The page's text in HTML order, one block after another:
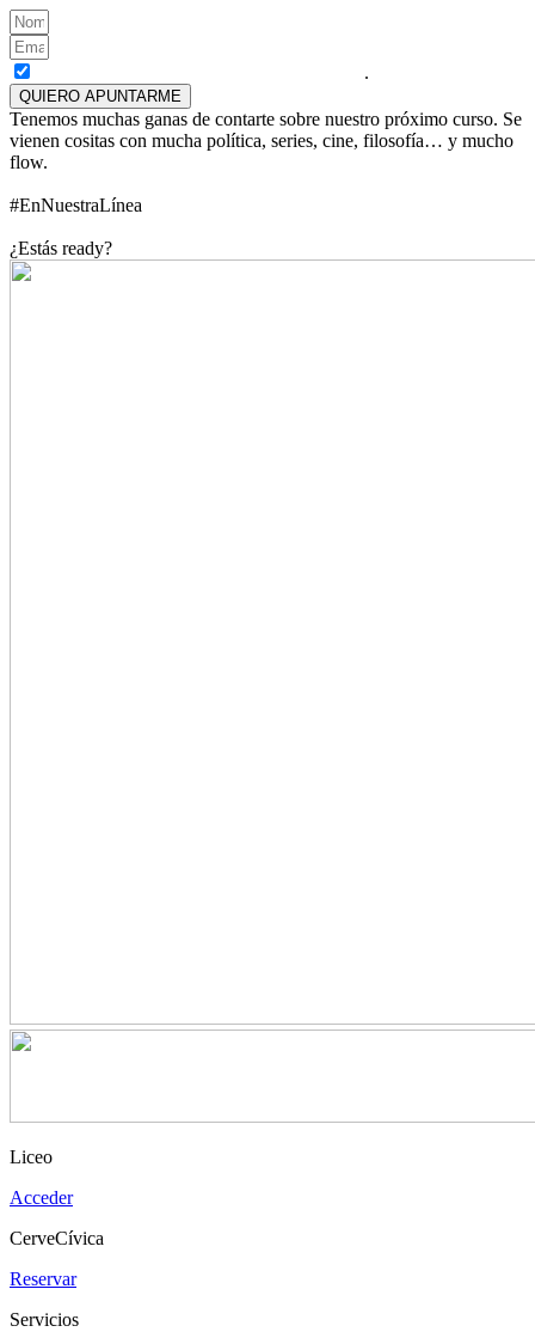
.
QUIERO APUNTARME
Tenemos muchas ganas de contarte sobre nuestro próximo curso. Se
vienen cositas con mucha política, series, cine, filosofía… y mucho
flow.
#EnNuestraLínea
¿Estás ready?
Liceo
Acceder
CerveCívica
Reservar
Servicios